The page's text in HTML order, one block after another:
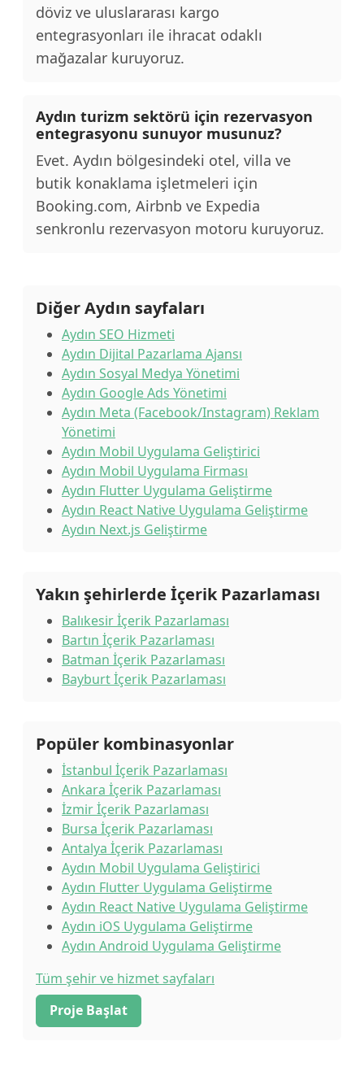
döviz ve uluslararası kargo
entegrasyonları ile ihracat odaklı
mağazalar kuruyoruz.
Aydın turizm sektörü için rezervasyon
entegrasyonu sunuyor musunuz?
Evet. Aydın bölgesindeki otel, villa ve
butik konaklama işletmeleri için
Booking.com, Airbnb ve Expedia
senkronlu rezervasyon motoru kuruyoruz.
Diğer Aydın sayfaları
Aydın SEO Hizmeti
Aydın Dijital Pazarlama Ajansı
Aydın Sosyal Medya Yönetimi
Aydın Google Ads Yönetimi
Aydın Meta (Facebook/Instagram) Reklam
Yönetimi
Aydın Mobil Uygulama Geliştirici
Aydın Mobil Uygulama Firması
Aydın Flutter Uygulama Geliştirme
Aydın React Native Uygulama Geliştirme
Aydın Next.js Geliştirme
Yakın şehirlerde İçerik Pazarlaması
Balıkesir İçerik Pazarlaması
Bartın İçerik Pazarlaması
Batman İçerik Pazarlaması
Bayburt İçerik Pazarlaması
Popüler kombinasyonlar
İstanbul İçerik Pazarlaması
Ankara İçerik Pazarlaması
İzmir İçerik Pazarlaması
Bursa İçerik Pazarlaması
Antalya İçerik Pazarlaması
Aydın Mobil Uygulama Geliştirici
Aydın Flutter Uygulama Geliştirme
Aydın React Native Uygulama Geliştirme
Aydın iOS Uygulama Geliştirme
Aydın Android Uygulama Geliştirme
Tüm şehir ve hizmet sayfaları
Proje Başlat